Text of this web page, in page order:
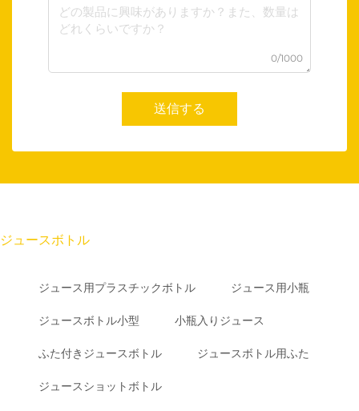
0/1000
送信する
ジュースボトル
ジュース用プラスチックボトル ジュース用小瓶
ジュースボトル小型 小瓶入りジュース
ふた付きジュースボトル ジュースボトル用ふた
ジュースショットボトル